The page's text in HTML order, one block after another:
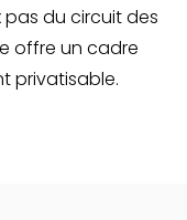
du circuit des
offre un cadre
privatisable.